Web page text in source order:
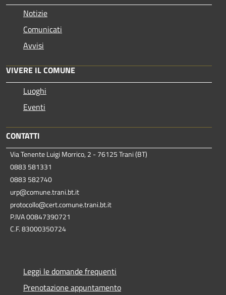
Notizie
Comunicati
Avvisi
VIVERE IL COMUNE
Luoghi
Eventi
CONTATTI
Via Tenente Luigi Morrico, 2 - 76125 Trani (BT)
0883 581331
0883 582740
urp@comune.trani.bt.it
protocollo@cert.comune.trani.bt.it
P.IVA 00847390721
C.F. 83000350724
Leggi le domande frequenti
Prenotazione appuntamento